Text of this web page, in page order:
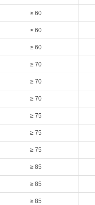
≥ 60
≥ 60
≥ 60
≥ 70
≥ 70
≥ 70
≥ 75
≥ 75
≥ 75
≥ 85
≥ 85
≥ 85